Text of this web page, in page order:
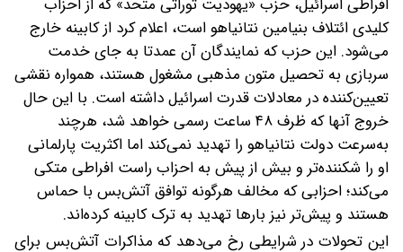
کلیدی ائتلاف بنیامین نتانیاهو است، اعلام کرد از کابینه خارج
می‌شود. این حزب که نمایندگان آن عمدتا به جای خدمت
سربازی به تحصیل متون مذهبی مشغول‌ هستند، همواره نقشی
تعیین‌کننده در معادلات قدرت اسرائیل داشته است. با این حال
خروج آنها که ظرف ۴۸ ساعت رسمی خواهد شد، هرچند
به‌سرعت دولت نتانیاهو را تهدید نمی‌کند اما اکثریت پارلمانی
او را شکننده‌تر و بیش از پیش به احزاب راست افراطی متکی
می‌کند؛ احزابی که مخالف هرگونه توافق آتش‌بس با حماس
هستند و پیش‌تر نیز بارها تهدید به ترک کابینه کرده‌اند.
این تحولات در شرایطی رخ می‌دهد که مذاکرات آتش‌بس برای